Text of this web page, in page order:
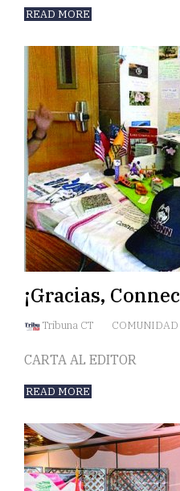
READ MORE
¡Gracias,
Tribuna CT COMUNIDAD
CARTA AL EDITOR
READ MORE